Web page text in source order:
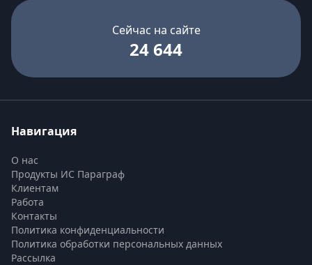
Сейчас на сайте
24 644
Навигация
О нас
Продукты ИС Параграф
Клиентам
Работа
Контакты
Политика конфиденциальности
Политика обработки персональных данных
Рассылка